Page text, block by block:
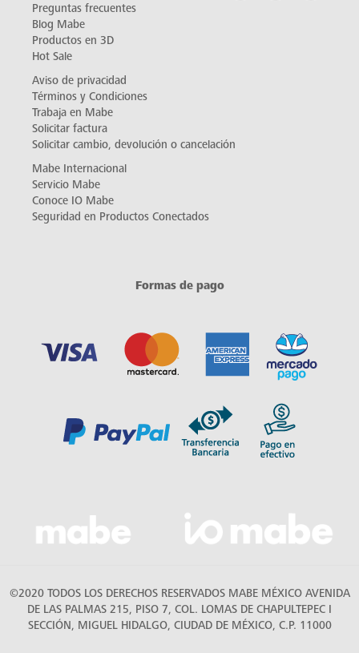
Preguntas frecuentes
Blog Mabe
Productos en 3D
Hot Sale
Aviso de privacidad
Términos y Condiciones
Trabaja en Mabe
Solicitar factura
Solicitar cambio, devolución o cancelación
Mabe Internacional
Servicio Mabe
Conoce IO Mabe
Seguridad en Productos Conectados
Formas de pago
©2020 TODOS LOS DERECHOS RESERVADOS MABE MÉXICO AVENIDA
DE LAS PALMAS 215, PISO 7, COL. LOMAS DE CHAPULTEPEC I
SECCIÓN, MIGUEL HIDALGO, CIUDAD DE MÉXICO, C.P. 11000